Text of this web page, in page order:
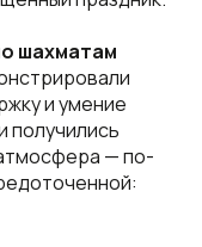
шахматам
и умение
получились
— по-